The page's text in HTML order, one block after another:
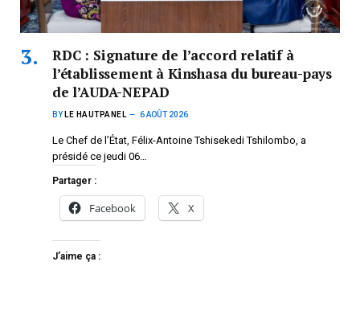
RDC : Signature de l’accord relatif à
l’établissement à Kinshasa du bureau-pays
de l’AUDA-NEPAD
BY LE HAUTPANEL 6 AOÛT 2026
Le Chef de l’État, Félix-Antoine Tshisekedi Tshilombo, a
présidé ce jeudi 06…
Partager :
Facebook X
J’aime ça :